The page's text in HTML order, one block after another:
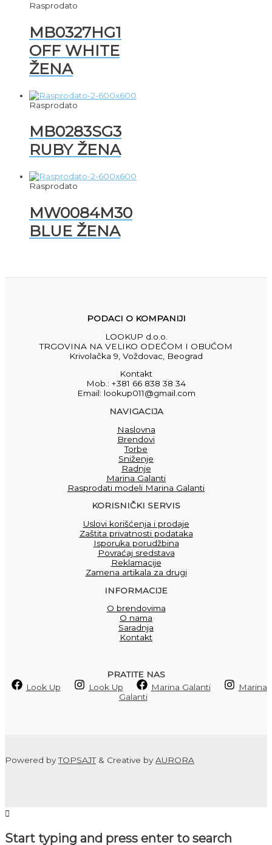
Rasprodato
MB0327HG1
OFF WHITE
ŽENA
Rasprodato
MB0283SG3
RUBY ŽENA
Rasprodato
MW0084M30
BLUE ŽENA
PODACI O KOMPANIJI
LOOKUP d.o.o.
TRGOVINA NA VELIKO ODEĆOM I OBUĆOM
Krivolačka 9, Voždovac, Beograd
Kontakt
Mob.: +381 66 838 38 34
Email: lookup011@gmail.com
NAVIGACIJA
Naslovna
Brendovi
Torbe
Sniženje
Radnje
Marina Galanti
Rasprodati modeli Marina Galanti
KORISNIČKI SERVIS
Uslovi korišćenja i prodaje
Zaštita privatnosti podataka
Isporuka porudžbina
Povraćaj sredstava
Reklamacije
Zamena artikala za drugi
INFORMACIJE
O brendovima
O nama
Saradnja
Kontakt
PRATITE NAS
Look Up
Look Up Marina Galanti
Marina
Galanti
Powered byTOPSAJT& Creative byAURORA
Start typing and press enter to search